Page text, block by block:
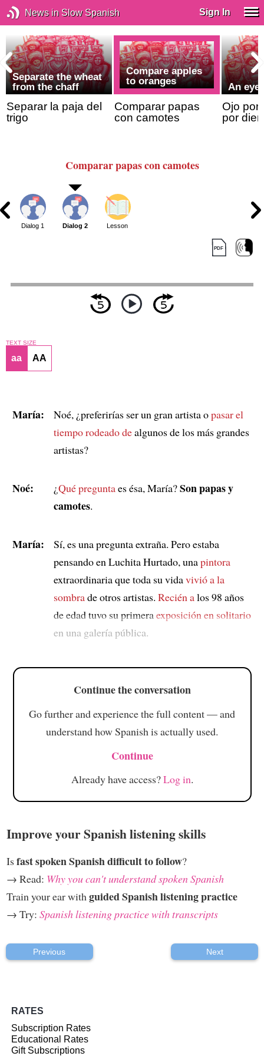
News in Slow Spanish Sign In
Separate the wheat
from the chaff
Separar la paja del
trigo
Compare apples
to oranges
Comparar papas
con camotes
An eye
Ojo por
por
Comparar papas con camotes
Dialog 1 Dialog 2 Lesson
TEXT SIZE
aa AA
María: Noé, ¿preferirías ser un gran artista opasar el
tiemporodeado dealgunos de los más grandes
artistas?
Noé: ¿Qué preguntaes ésa, María?Son papas y
camotes.
María:
Sí, es una pregunta extraña. Pero estaba
pensando en Luchita Hurtado, unapintora
extraordinaria que toda su vidavivió a la
sombrade otros artistas. Recién alos 98 años
de edad tuvo su primera exposición en solitario
en una galería pública.
Continue the conversation
Go further and experience the full content — and
understand how Spanish is actually used.
Continue
Already have access?Log in.
Improve your Spanish listening skills
Isfast spoken Spanish difficult to follow?
→ Read: Why you can't understand spoken Spanish
Train your ear with guided Spanish listening practice
→ Try: Spanish listening practice with transcripts
Previous Next
RATES
Subscription Rates
Educational Rates
Gift Subscriptions